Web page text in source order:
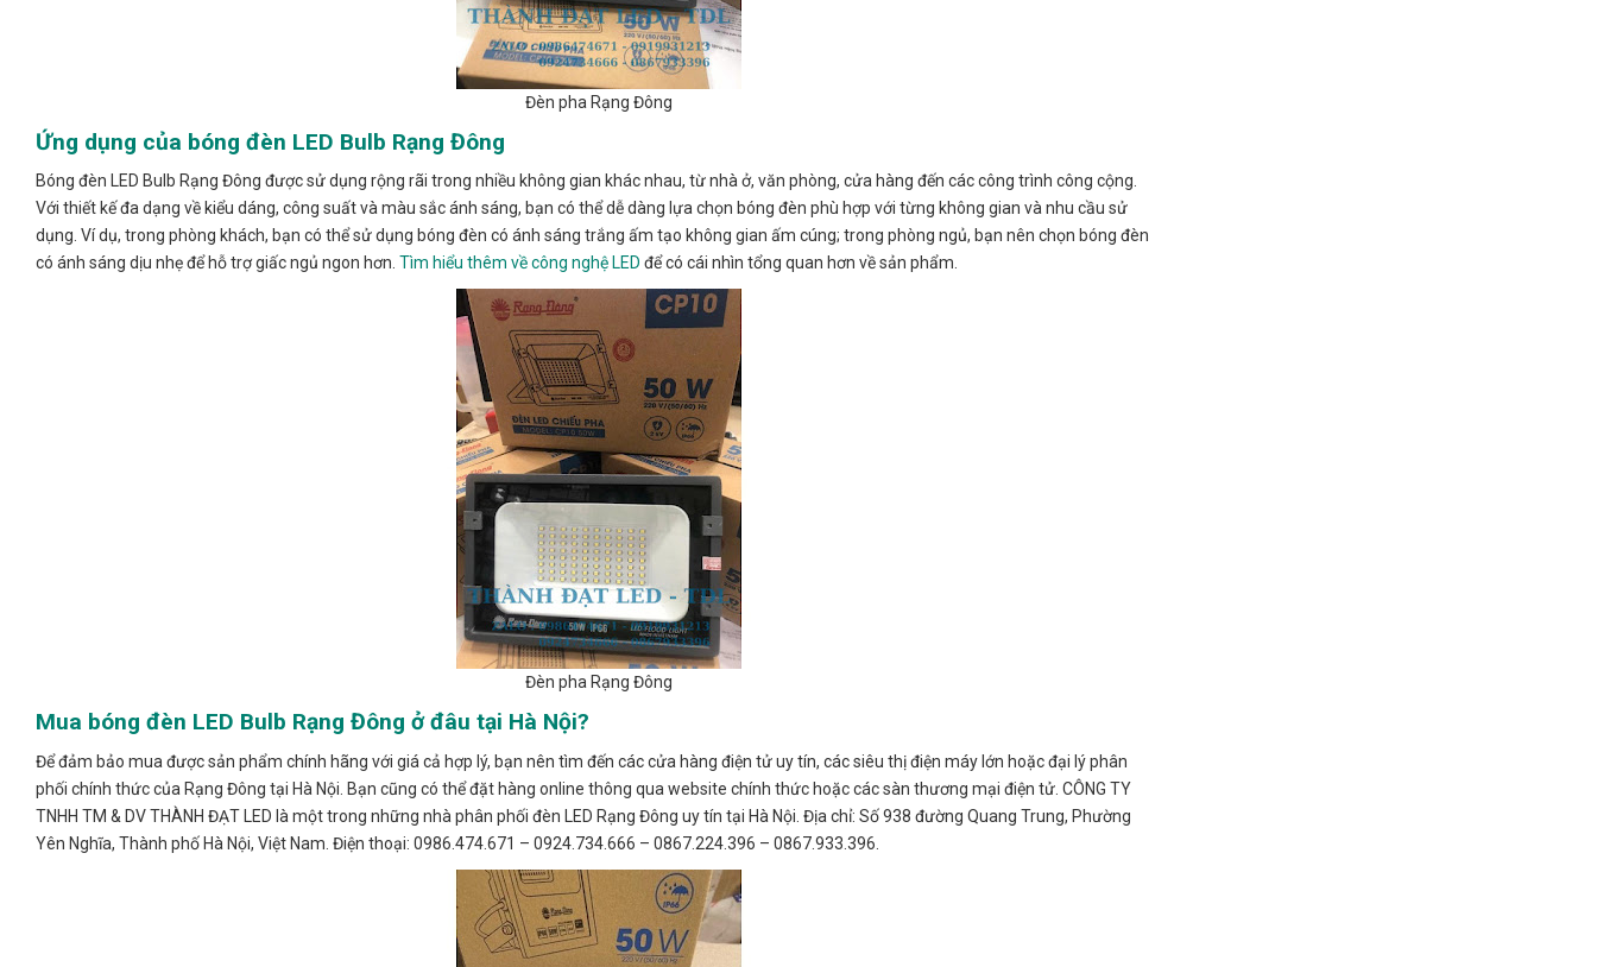
Đèn pha Rạng Đông
Ứng dụng của bóng đèn LED Bulb Rạng Đông
Bóng đèn LED Bulb Rạng Đông được sử dụng rộng rãi trong nhiều không gian khác nhau, từ nhà ở, văn phòng, cửa hàng đến các công trình công cộng.
Với thiết kế đa dạng về kiểu dáng, công suất và màu sắc ánh sáng, bạn có thể dễ dàng lựa chọn bóng đèn phù hợp với từng không gian và nhu cầu sử
dụng. Ví dụ, trong phòng khách, bạn có thể sử dụng bóng đèn có ánh sáng trắng ấm tạo không gian ấm cúng; trong phòng ngủ, bạn nên chọn bóng đèn
có ánh sáng dịu nhẹ để hỗ trợ giấc ngủ ngon hơn. Tìm hiểu thêm về công nghệ LED để có cái nhìn tổng quan hơn về sản phẩm.
Đèn pha Rạng Đông
Mua bóng đèn LED Bulb Rạng Đông ở đâu tại Hà Nội?
Để đảm bảo mua được sản phẩm chính hãng với giá cả hợp lý, bạn nên tìm đến các cửa hàng điện tử uy tín, các siêu thị điện máy lớn hoặc đại lý phân
phối chính thức của Rạng Đông tại Hà Nội. Bạn cũng có thể đặt hàng online thông qua website chính thức hoặc các sàn thương mại điện tử. CÔNG TY
TNHH TM & DV THÀNH ĐẠT LED là một trong những nhà phân phối đèn LED Rạng Đông uy tín tại Hà Nội. Địa chỉ: Số 938 đường Quang Trung, Phường
Yên Nghĩa, Thành phố Hà Nội, Việt Nam. Điện thoại: 0986.474.671 – 0924.734.666 – 0867.224.396 – 0867.933.396.